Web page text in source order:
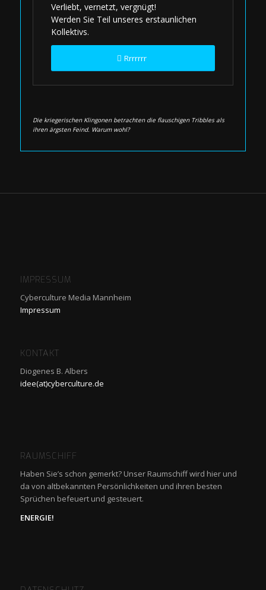
Verliebt, vernetzt, vergnügt!
Werden Sie Teil unseres erstaunlichen
Kollektivs.
Rrrrrrr
Die kriegerischen Klingonen betrachten die flauschigen Tribbles als
ihren ärgsten Feind. Warum wohl?
IMPRESSUM
Cyberculture Media Mannheim
Impressum
KONTAKT
Diogenes B. Albers
idee(at)cyberculture.de
RAUMSCHIFF
Haben Sie’s schon gemerkt? Unser Raumschiff wird hier und
da von altbekannten Persönlichkeiten und ihren besten
Sprüchen befeuert und gesteuert.
ENERGIE!